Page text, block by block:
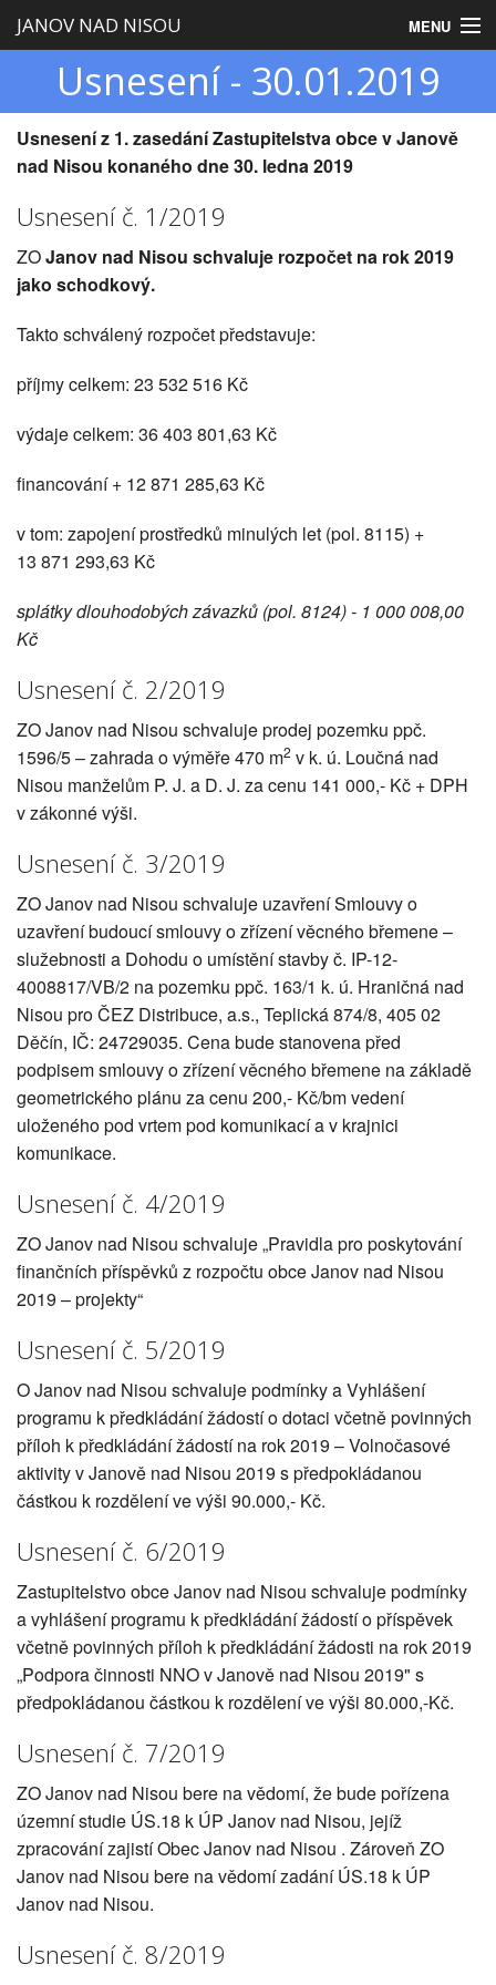
JANOV NAD NISOU MENU
Zastupitelstvo
Obec
Turistika
Usnesení - 30.01.2019
Usnesení z 1. zasedání Zastupitelstva obce v Janově
nad Nisou konaného dne 30. ledna 2019
Usnesení č. 1/2019
ZOJanov nad Nisou schvaluje rozpočet na rok 2019
jako schodkový.
Takto schválený rozpočet představuje:
příjmy celkem: 23 532 516 Kč
výdaje celkem: 36 403 801,63 Kč
financování + 12 871 285,63 Kč
v tom: zapojení prostředků minulých let (pol. 8115) +
13 871 293,63 Kč
splátky dlouhodobých závazků (pol. 8124) - 1 000 008,00
Kč
Usnesení č. 2/2019
ZO Janov nad Nisou schvaluje prodej pozemku ppč.
1596/5 – zahrada o výměře 470 m2 v k. ú. Loučná nad
Nisou manželům P. J. a D. J. za cenu 141 000,- Kč + DPH
v zákonné výši.
Usnesení č. 3/2019
ZO Janov nad Nisou schvaluje uzavření Smlouvy o
uzavření budoucí smlouvy o zřízení věcného břemene –
služebnosti a Dohodu o umístění stavby č. IP-12-
4008817/VB/2 na pozemku ppč. 163/1 k. ú. Hraničná nad
Nisou pro ČEZ Distribuce, a.s., Teplická 874/8, 405 02
Děčín, IČ: 24729035. Cena bude stanovena před
podpisem smlouvy o zřízení věcného břemene na základě
geometrického plánu za cenu 200,- Kč/bm vedení
uloženého pod vrtem pod komunikací a v krajnici
komunikace.
Usnesení č. 4/2019
ZO Janov nad Nisou schvaluje „Pravidla pro poskytování
finančních příspěvků z rozpočtu obce Janov nad Nisou
2019 – projekty“
Usnesení č. 5/2019
O Janov nad Nisou schvaluje podmínky a Vyhlášení
programu k předkládání žádostí o dotaci včetně povinných
příloh k předkládání žádostí na rok 2019 – Volnočasové
aktivity v Janově nad Nisou 2019 s předpokládanou
částkou k rozdělení ve výši 90.000,- Kč.
Usnesení č. 6/2019
Zastupitelstvo obce Janov nad Nisou schvaluje podmínky
a vyhlášení programu k předkládání žádostí o příspěvek
včetně povinných příloh k předkládání žádosti na rok 2019
„Podpora činnosti NNO v Janově nad Nisou 2019" s
předpokládanou částkou k rozdělení ve výši 80.000,-Kč.
Usnesení č. 7/2019
ZO Janov nad Nisou bere na vědomí, že bude pořízena
územní studie ÚS.18 k ÚP Janov nad Nisou, jejíž
zpracování zajistí Obec Janov nad Nisou . Zároveň ZO
Janov nad Nisou bere na vědomí zadání ÚS.18 k ÚP
Janov nad Nisou.
Usnesení č. 8/2019